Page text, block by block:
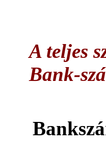
A teljes
Bank-